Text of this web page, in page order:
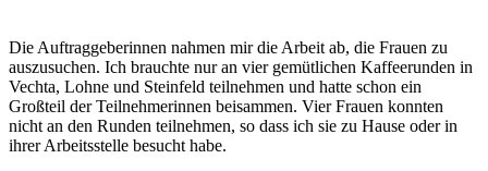
Die Auftraggeberinnen nahmen mir die Arbeit ab, die Frauen zu
auszusuchen. Ich brauchte nur an vier gemütlichen Kaffeerunden in
Vechta, Lohne und Steinfeld teilnehmen und hatte schon ein
Großteil der Teilnehmerinnen beisammen. Vier Frauen konnten
nicht an den Runden teilnehmen, so dass ich sie zu Hause oder in
ihrer Arbeitsstelle besucht habe.